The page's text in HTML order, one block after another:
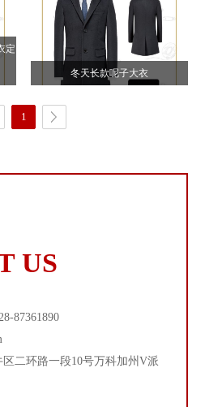
定
冬天长款呢子大衣
1
US
87361890
二环路一段10号万科加州V派